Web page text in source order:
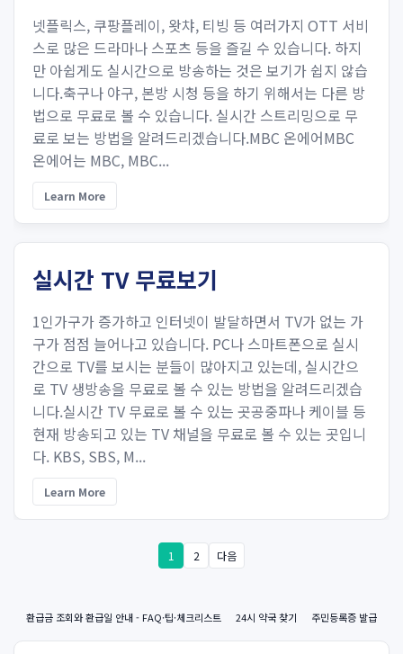
넷플릭스, 쿠팡플레이, 왓챠, 티빙 등 여러가지 OTT 서비
스로 많은 드라마나 스포츠 등을 즐길 수 있습니다. 하지
만 아쉽게도 실시간으로 방송하는 것은 보기가 쉽지 않습
니다.축구나 야구, 본방 시청 등을 하기 위해서는 다른 방
법으로 무료로 볼 수 있습니다. 실시간 스트리밍으로 무
료로 보는 방법을 알려드리겠습니다.MBC 온에어MBC
온에어는 MBC, MBC...
Learn More
실시간 TV 무료보기
1인가구가 증가하고 인터넷이 발달하면서 TV가 없는 가
구가 점점 늘어나고 있습니다. PC나 스마트폰으로 실시
간으로 TV를 보시는 분들이 많아지고 있는데, 실시간으
로 TV 생방송을 무료로 볼 수 있는 방법을 알려드리겠습
니다.실시간 TV 무료로 볼 수 있는 곳공중파나 케이블 등
현재 방송되고 있는 TV 채널을 무료로 볼 수 있는 곳입니
다. KBS, SBS, M...
Learn More
1 2 다음
환급금 조회와 환급일 안내 - FAQ·팁·체크리스트 24시 약국 찾기 주민등록증 발급